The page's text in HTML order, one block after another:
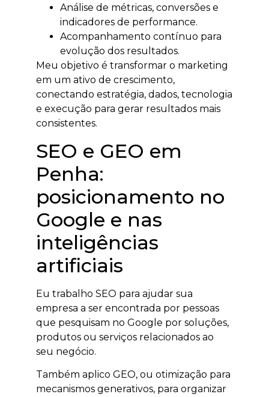
Análise de métricas, conversões e
indicadores de performance.
Acompanhamento contínuo para
evolução dos resultados.
Meu objetivo é transformar o marketing
em um ativo de crescimento,
conectando estratégia, dados, tecnologia
e execução para gerar resultados mais
consistentes.
SEO e GEO em
Penha:
posicionamento no
Google e nas
inteligências
artificiais
Eu trabalho SEO para ajudar sua
empresa a ser encontrada por pessoas
que pesquisam no Google por soluções,
produtos ou serviços relacionados ao
seu negócio.
Também aplico GEO, ou otimização para
mecanismos generativos, para organizar